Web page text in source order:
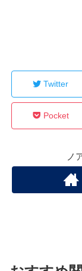
Twitter
Pocket
ノ